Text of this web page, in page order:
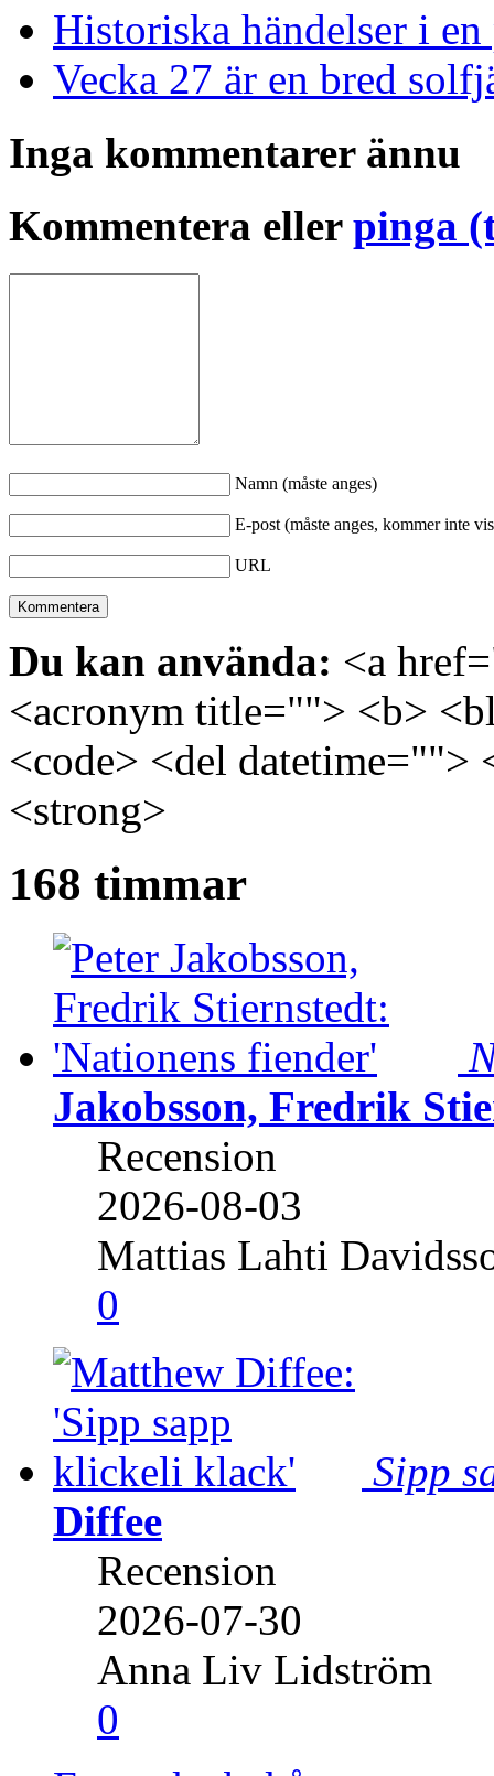
Historiska händelser i
Vecka 27 är en bred
Inga kommentarer ännu
Kommentera eller pinga
Namn (måste anges)
E-post (måste anges, kommer inte
URL
Du kan använda: <a
<acronym title=""> <b>
<code> <del
<strong>
168 timmar
Jakobsson, Fredrik
Recension
2026-08-03
Mattias Lahti
0
Sipp
Diffee
Recension
2026-07-30
Anna Liv Lidström
0